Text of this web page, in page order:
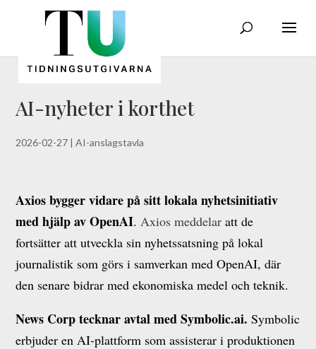
AI-nyheter i korthet
2026-02-27 |AI-anslagstavla
Axios bygger vidare på sitt lokala nyhetsinitiativ
med hjälp av OpenAI.Axios meddelar att de
fortsätter att utveckla sin nyhetssatsning på lokal
journalistik som görs i samverkan med OpenAI, där
den senare bidrar med ekonomiska medel och teknik.
News Corp tecknar avtal med Symbolic.ai. Symbolic
erbjuder en AI-plattform som assisterar i produktionen